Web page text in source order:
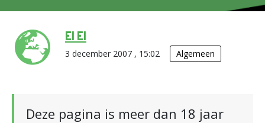
El El
3 december 2007 , 15:02 Algemeen
Deze pagina is meer dan 18 jaar